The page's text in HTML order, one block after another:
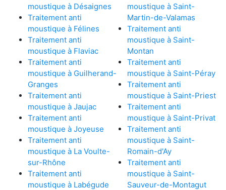
moustique à Désaignes
Traitement anti
moustique à Félines
Traitement anti
moustique à Flaviac
Traitement anti
moustique à Guilherand-
Granges
Traitement anti
moustique à Jaujac
Traitement anti
moustique à Joyeuse
Traitement anti
moustique à La Voulte-
sur-Rhône
Traitement anti
moustique à Labégude
moustique à Saint-
Martin-de-Valamas
Traitement anti
moustique à Saint-
Montan
Traitement anti
moustique à Saint-Péray
Traitement anti
moustique à Saint-Priest
Traitement anti
moustique à Saint-Privat
Traitement anti
moustique à Saint-
Romain-d'Ay
Traitement anti
moustique à Saint-
Sauveur-de-Montagut